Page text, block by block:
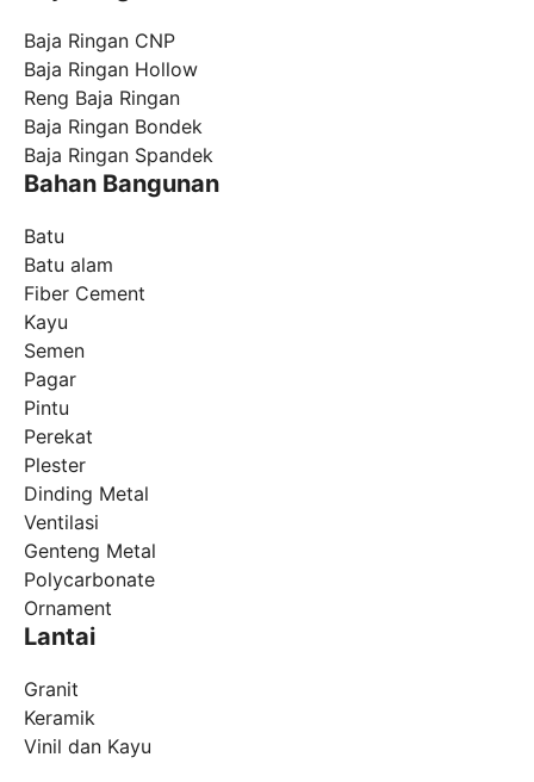
Baja Ringan CNP
Baja Ringan Hollow
Reng Baja Ringan
Baja Ringan Bondek
Baja Ringan Spandek
Bahan Bangunan
Batu
Batu alam
Fiber Cement
Kayu
Semen
Pagar
Pintu
Perekat
Plester
Dinding Metal
Ventilasi
Genteng Metal
Polycarbonate
Ornament
Lantai
Granit
Keramik
Vinil dan Kayu